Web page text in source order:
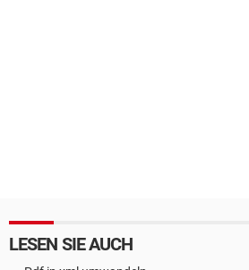
LESEN SIE AUCH